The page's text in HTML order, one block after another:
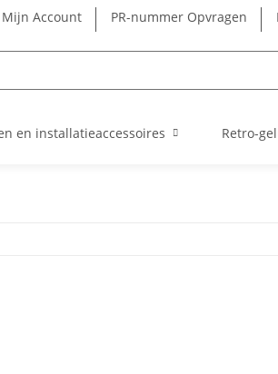
Mijn Account PR-nummer Opvragen
en installatieaccessoires Retro-